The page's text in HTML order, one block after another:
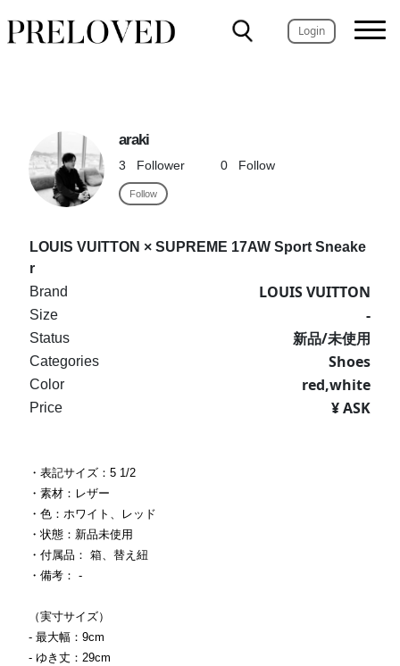
Login
araki
3 Follower 0 Follow
Follow
LOUIS VUITTON × SUPREME 17AW Sport Sneake
r
Brand
LOUIS VUITTON
Size -
Status 新品/未使用
Categories Shoes
Color red,white
Price ¥ ASK
・表記サイズ：5 1/2
・素材：レザー
・色：ホワイト、レッド
・状態：新品未使用
・付属品： 箱、替え紐
・備考： -
（実寸サイズ）
- 最大幅：9cm
- ゆき丈：29cm